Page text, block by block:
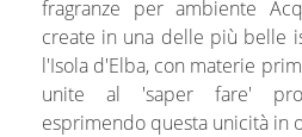
fragranze per ambiente
create in una delle più belle
l'Isola d'Elba, con materie
unite al 'saper fare'
esprimendo questa unicità in